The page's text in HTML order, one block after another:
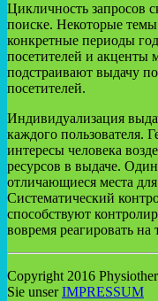
Цикличность запросов
поиске. Некоторые
конкретные периоды
посетителей и акценты
подстраивают выдачу
посетителей.
Индивидуализация
каждого пользователя.
интересы человека
ресурсов в выдаче.
отличающиеся места
Систематический
способствуют
вовремя реагировать
Copyright 2016
Sie unserIMPRESSUM